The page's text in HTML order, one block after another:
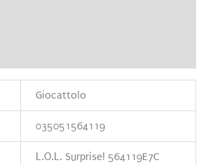
Giocattolo
035051564119
L.O.L. Surprise! 564119E7C